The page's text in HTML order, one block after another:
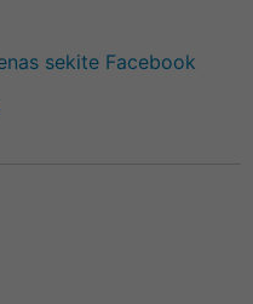
sekite Facebook